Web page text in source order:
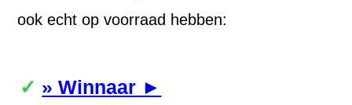
ook echt op voorraad hebben:
» Winnaar ►